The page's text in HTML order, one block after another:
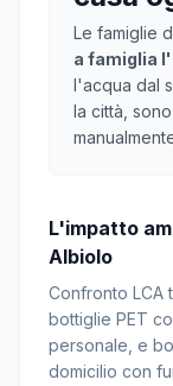
Le famiglie
a famiglia
l'acqua dal
la città, sono
L'impatto
Albiolo
Confronto LCA
bottiglie PET
personale, e
domicilio con